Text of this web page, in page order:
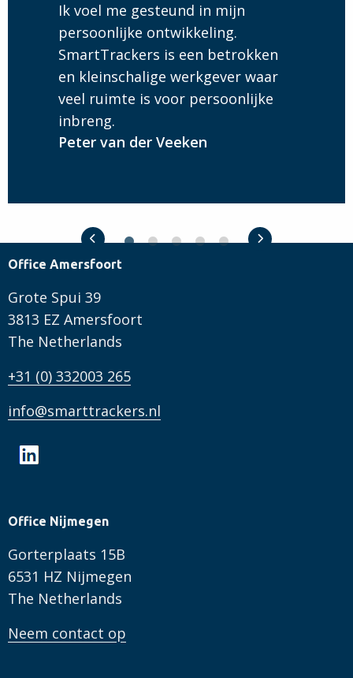
VACATURE
Executive
Duurzaamheid
Publieke
Ik voel me gesteund in mijn
persoonlijke ontwikkeling.
SmartTrackers is een betrokken
en kleinschalige werkgever waar
veel ruimte is voor persoonlijke
inbreng.
Peter van der Veeken
Previous slide
Next slide
Office Amersfoort
Grote Spui 39
3813 EZ Amersfoort
The Netherlands
+31 (0) 332003 265
info@smarttrackers.nl
Office Nijmegen
Gorterplaats 15B
6531 HZ Nijmegen
The Netherlands
Neem contact op